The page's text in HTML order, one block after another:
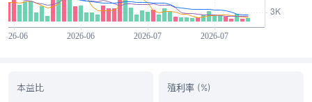
本益比 殖利率 (%)